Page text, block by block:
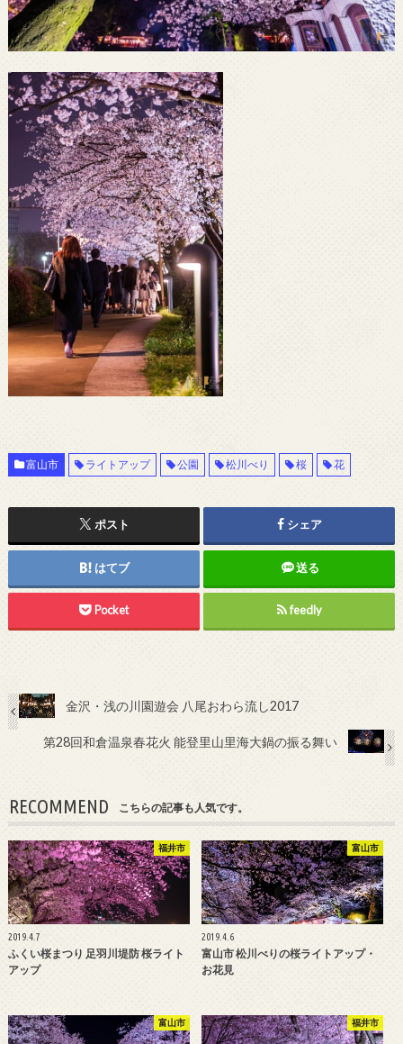
富山市 ライトアップ 公園 松川べり 桜 花
ポスト シェア
はてブ 送る
Pocket feedly
金沢・浅の川園遊会 八尾おわら流し2017
第28回和倉温泉春花火 能登里山里海大鍋の振る舞い
RECOMMEND こちらの記事も人気です。
福井市
2019.4.7
ふくい桜まつり 足羽川堤防 桜ライト
アップ
富山市
2019.4.6
富山市 松川べりの桜ライトアップ・
お花見
富山市 福井市